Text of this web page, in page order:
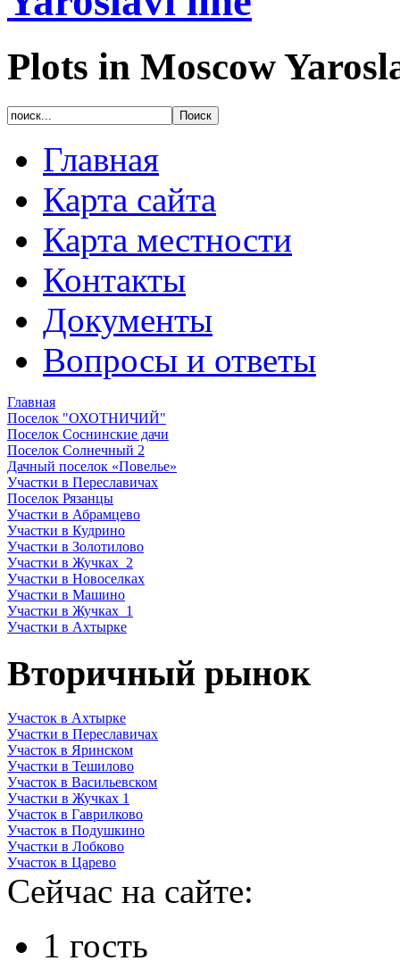
Plots in Moscow
Главная
Карта сайта
Карта местности
Контакты
Документы
Вопросы и ответы
Главная
Поселок "ОХОТНИЧИЙ"
Поселок Соснинские дачи
Поселок Солнечный 2
Дачный поселок «Повелье»
Участки в Переславичах
Поселок Рязанцы
Участки в Абрамцево
Участки в Кудрино
Участки в Золотилово
Участки в Жучках_2
Участки в Новоселках
Участки в Машино
Участки в Жучках_1
Участки в Ахтырке
Вторичный рынок
Участок в Ахтырке
Участки в Переславичах
Участок в Яринском
Участки в Тешилово
Участок в Васильевском
Участки в Жучках 1
Участок в Гаврилково
Участок в Подушкино
Участки в Лобково
Участок в Царево
Сейчас на сайте:
1 гость